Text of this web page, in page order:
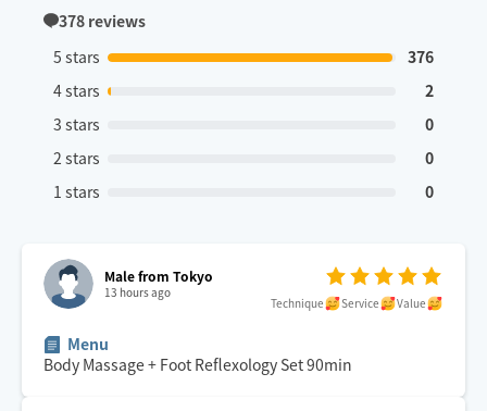
378 reviews
5 stars
376
4 stars
2
3 stars
0
2 stars
0
1 stars
0
Male from Tokyo
13 hours ago
Technique Service Value
Menu
Body Massage + Foot Reflexology Set90min